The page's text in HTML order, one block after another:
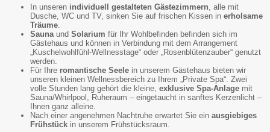
In unseren individuell gestalteten Gästezimmern, alle mit
Dusche, WC und TV, sinken Sie auf frischen Kissen in erholsame
Träume.
Saunaund Solarium für Ihr Wohlbefinden befinden sich im
Gästehaus und können in Verbindung mit dem Arrangement
„Kuschelwohlfühl-Wellnesstage“ oder „Rosenblütenzauber“ genutzt
werden.
Für Ihre romantische Seele in unserem Gästehaus bieten wir
unseren kleinen Wellnessbereich zu Ihrem „Private Spa“. Zwei
volle Stunden lang gehört die kleine, exklusive Spa-Anlage mit
Sauna/Whirlpool, Ruheraum – eingetaucht in sanftes Kerzenlicht –
Ihnen ganz alleine.
Nach einer angenehmen Nachtruhe erwartet Sie ein ausgiebiges
Frühstück in unserem Frühstücksraum.